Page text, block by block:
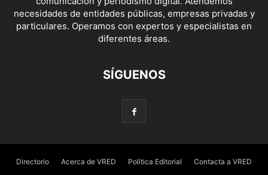
necesidades de entidades públicas, empresas privadas y
particulares. Operamos con expertos y especialistas en
diferentes áreas.
SÍGUENOS
Directorio Acerca de VRED Política Editorial Contacta a VRED